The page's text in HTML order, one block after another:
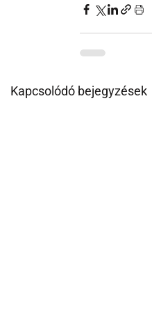
Kapcsolódó bejegyzések